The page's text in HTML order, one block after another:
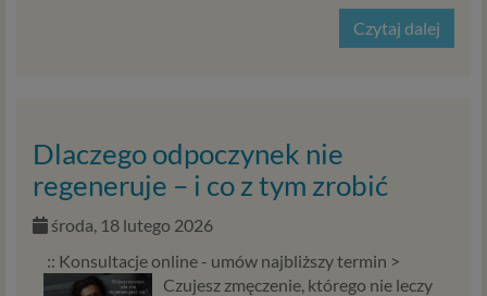
Czytaj dalej
Dlaczego odpoczynek nie
regeneruje – i co z tym zrobić
środa, 18 lutego 2026
:: Konsultacje online - umów najbliższy termin >
Czujesz zmęczenie, którego nie leczy